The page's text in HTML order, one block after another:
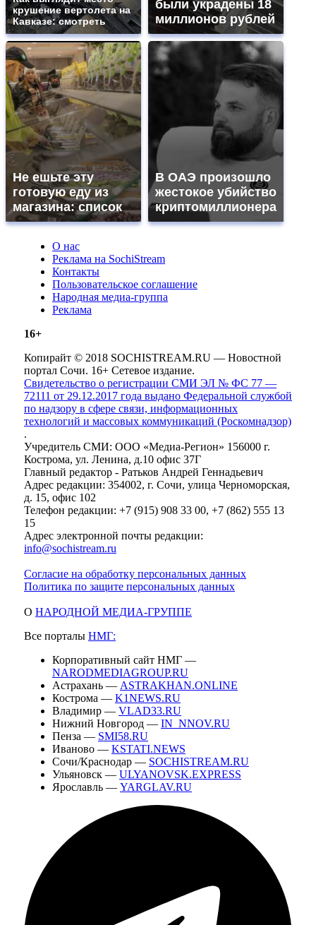
крушение вертолета на
Кавказе: смотреть
были украдены 18
миллионов рублей
Не ешьте эту
готовую еду из
магазина: список
В ОАЭ произошло
жестокое убийство
криптомиллионера
О нас
Реклама на SochiStream
Контакты
Пользовательское соглашение
Народная медиа-группа
Реклама
16+
Копирайт © 2018 SOCHISTREAM.RU — Новостной
портал Сочи. 16+ Сетевое издание.
Свидетельство о регистрации СМИ ЭЛ № ФС 77 —
72111 от 29.12.2017 года выдано Федеральной службой
по надзору в сфере связи, информационных
технологий и массовых коммуникаций (Роскомнадзор)
.
Учредитель СМИ: ООО «Медиа-Регион» 156000 г.
Кострома, ул. Ленина, д.10 офис 37Г
Главный редактор - Ратьков Андрей Геннадьевич
Адрес редакции: 354002, г. Сочи, улица Черноморская,
д. 15, офис 102
Телефон редакции: +7 (915) 908 33 00, +7 (862) 555 13
15
Адрес электронной почты редакции:
info@sochistream.ru
Согласие на обработку персональных данных
Политика по защите персональных данных
О НАРОДНОЙ МЕДИА-ГРУППЕ
Все порталы НМГ:
Корпоративный сайт НМГ —
NARODMEDIAGROUP.RU
Астрахань — ASTRAKHAN.ONLINE
Кострома — K1NEWS.RU
Владимир — VLAD33.RU
Нижний Новгород — IN_NNOV.RU
Пенза — SMI58.RU
Иваново — KSTATI.NEWS
Сочи/Краснодар — SOCHISTREAM.RU
Ульяновск — ULYANOVSK.EXPRESS
Ярославль — YARGLAV.RU